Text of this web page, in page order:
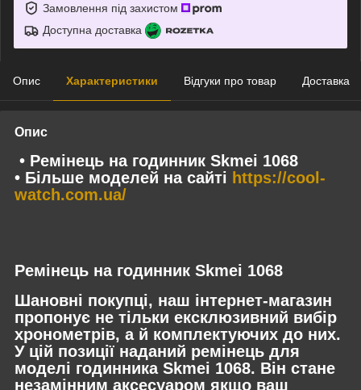
Замовлення під захистом
Доступна доставка
Опис Характеристики Відгуки про товар Доставка
Опис
• Ремінець на годинник Skmei 1068
• Більше моделей на сайті https://cool-
watch.com.ua/
Ремінець на годинник Skmei 1068
Шановні покупці, наш інтернет-магазин
пропонує не тільки ексклюзивний вибір
хронометрів, а й комплектуючих до них.
У цій позиції наданий ремінець для
моделі годинника Skmei 1068. Він стане
незамінним аксесуаром якщо ваш